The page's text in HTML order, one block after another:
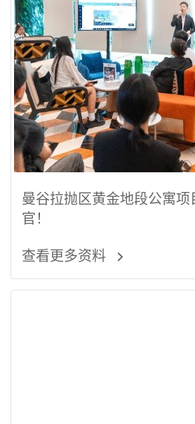
曼谷拉抛区黄金地段公寓
官！
查看更多资料